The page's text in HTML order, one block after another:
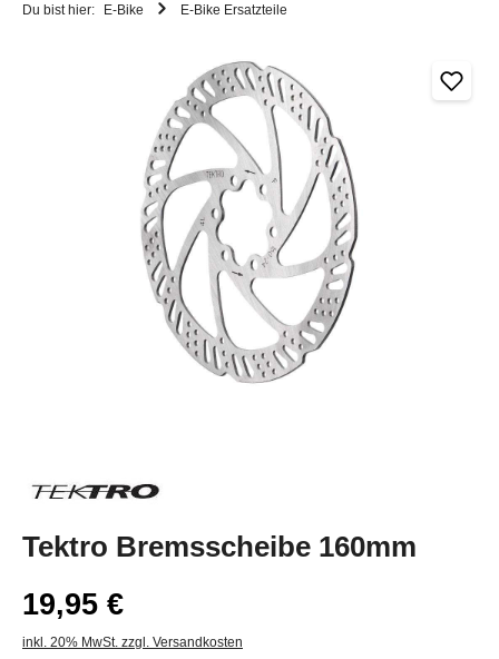
Du bist hier: E-Bike E-Bike Ersatzteile
Tektro Bremsscheibe 160mm
19,95 €
inkl. 20% MwSt. zzgl. Versandkosten